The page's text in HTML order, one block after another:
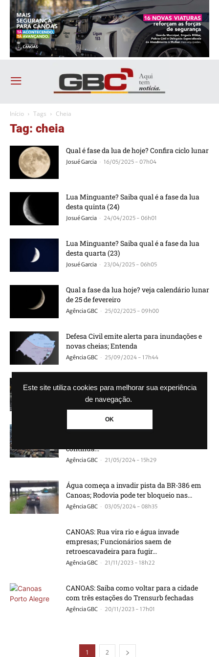
Este site utiliza cookies para melhorar sua experiência
de navegação.
OK
Início Tags Cheia
Tag: cheia
Qual é fase da lua de hoje? Confira ciclo lunar
Josué Garcia - 16/05/2025 - 07h04
Lua Minguante? Saiba qual é a fase da lua
desta quinta (24)
Josué Garcia - 24/04/2025 - 06h01
Lua Minguante? Saiba qual é a fase da lua
desta quarta (23)
Josué Garcia - 23/04/2025 - 06h05
Qual a fase da lua hoje? veja calendário lunar
de 25 de fevereiro
Agência GBC - 25/02/2025 - 09h00
Defesa Civil emite alerta para inundações e
novas cheias; Entenda
Agência GBC - 25/09/2024 - 17h44
cheias de rios
Agência GBC - 16/06/2024 - 13h48
Enchente em Canoas: Mesmo com água
continua...
Agência GBC - 21/05/2024 - 15h29
Água começa a invadir pista da BR-386 em
Canoas; Rodovia pode ter bloqueio nas...
Agência GBC - 03/05/2024 - 08h35
CANOAS: Rua vira rio e água invade
empresas; Funcionários saem de
retroescavadeira para fugir...
Agência GBC - 21/11/2023 - 18h22
CANOAS: Saiba como voltar para a cidade
com três estações do Trensurb fechadas
Agência GBC - 20/11/2023 - 17h01
1 2